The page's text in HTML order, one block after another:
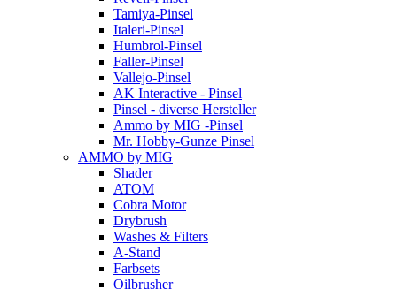
Tamiya-Pinsel
Italeri-Pinsel
Humbrol-Pinsel
Faller-Pinsel
Vallejo-Pinsel
AK Interactive - Pinsel
Pinsel - diverse Hersteller
Ammo by MIG -Pinsel
Mr. Hobby-Gunze Pinsel
AMMO by MIG
Shader
ATOM
Cobra Motor
Drybrush
Washes & Filters
A-Stand
Farbsets
Oilbrusher